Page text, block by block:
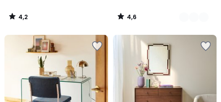
4,2
/
4,6
/